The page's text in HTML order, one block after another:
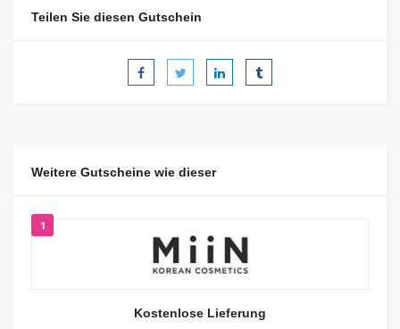
Teilen Sie diesen Gutschein
Weitere Gutscheine wie dieser
1
Kostenlose Lieferung